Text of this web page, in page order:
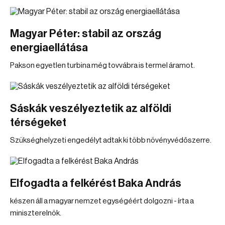
Magyar Péter: stabil az ország
energiaellátása
Pakson egyetlen turbina még tovvábra is termel áramot.
Sáskák veszélyeztetik az alföldi
térségeket
Szükséghelyzeti engedélyt adtak ki több növényvédőszerre.
Elfogadta a felkérést Baka András
készen áll a magyar nemzet egységéért dolgozni - írta a
miniszterelnök.